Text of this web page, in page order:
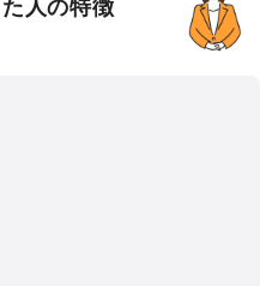
人の特徴